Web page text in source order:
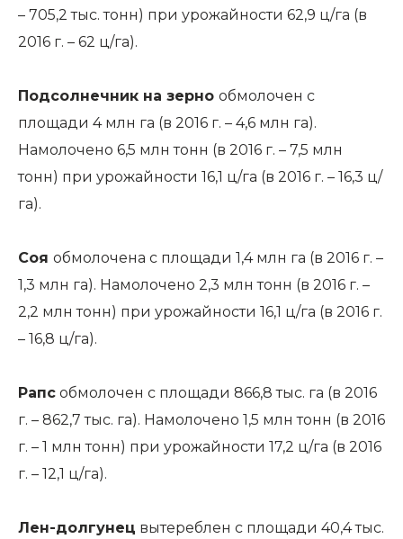
– 705,2 тыс. тонн) при урожайности 62,9 ц/га (в
2016 г. – 62 ц/га).
Подсолнечник на зерно обмолочен с
площади 4 млн га (в 2016 г. – 4,6 млн га).
Намолочено 6,5 млн тонн (в 2016 г. – 7,5 млн
тонн) при урожайности 16,1 ц/га (в 2016 г. – 16,3 ц/
га).
Соя обмолочена с площади 1,4 млн га (в 2016 г. –
1,3 млн га). Намолочено 2,3 млн тонн (в 2016 г. –
2,2 млн тонн) при урожайности 16,1 ц/га (в 2016 г.
– 16,8 ц/га).
Рапс обмолочен с площади 866,8 тыс. га (в 2016
г. – 862,7 тыс. га). Намолочено 1,5 млн тонн (в 2016
г. – 1 млн тонн) при урожайности 17,2 ц/га (в 2016
г. – 12,1 ц/га).
Лен-долгунец вытереблен с площади 40,4 тыс.